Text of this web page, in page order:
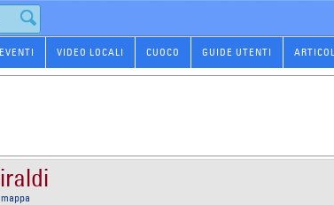
EVENTI VIDEO LOCALI CUOCO GUIDE UTENTI